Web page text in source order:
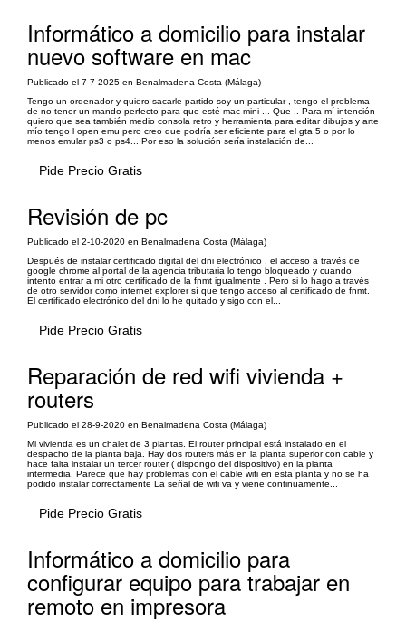
Informático a domicilio para instalar
nuevo software en mac
Publicado el 7-7-2025 en Benalmadena Costa (Málaga)
Tengo un ordenador y quiero sacarle partido soy un particular , tengo el problema
de no tener un mando perfecto para que esté mac mini ... Que .. Para mí intención
quiero que sea también medio consola retro y herramienta para editar dibujos y arte
mío tengo l open emu pero creo que podría ser eficiente para el gta 5 o por lo
menos emular ps3 o ps4... Por eso la solución sería instalación de...
Pide Precio Gratis
Revisión de pc
Publicado el 2-10-2020 en Benalmadena Costa (Málaga)
Después de instalar certificado digital del dni electrónico , el acceso a través de
google chrome al portal de la agencia tributaria lo tengo bloqueado y cuando
intento entrar a mi otro certificado de la fnmt igualmente . Pero si lo hago a través
de otro servidor como internet explorer sí que tengo acceso al certificado de fnmt.
El certificado electrónico del dni lo he quitado y sigo con el...
Pide Precio Gratis
Reparación de red wifi vivienda +
routers
Publicado el 28-9-2020 en Benalmadena Costa (Málaga)
Mi vivienda es un chalet de 3 plantas. El router principal está instalado en el
despacho de la planta baja. Hay dos routers más en la planta superior con cable y
hace falta instalar un tercer router ( dispongo del dispositivo) en la planta
intermedia. Parece que hay problemas con el cable wifi en esta planta y no se ha
podido instalar correctamente La señal de wifi va y viene continuamente...
Pide Precio Gratis
Informático a domicilio para
configurar equipo para trabajar en
remoto en impresora